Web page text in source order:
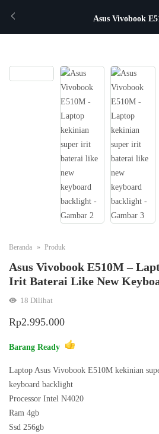
Asus Vivobook
Beranda Produk
Asus Vivobook E510M –
Irit Baterai Like New
18 Dilihat
Rp2.995.000
Barang Ready
Laptop Asus Vivobook E510M kekinian
keyboard backlight
Processor Intel N4020
Ram 4gb
Ssd 256gb